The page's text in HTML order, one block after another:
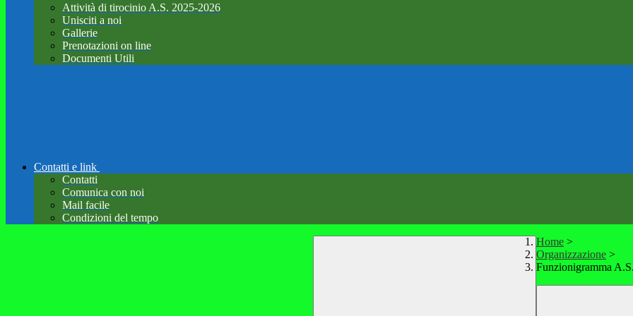
Attività di tirocinio A.S. 2025-2026
Unisciti a noi
Gallerie
Prenotazioni on line
Documenti Utili
Contatti e link
Contatti
Comunica con noi
Mail facile
Condizioni del tempo
Home >
Organizzazione >
Funzionigramma